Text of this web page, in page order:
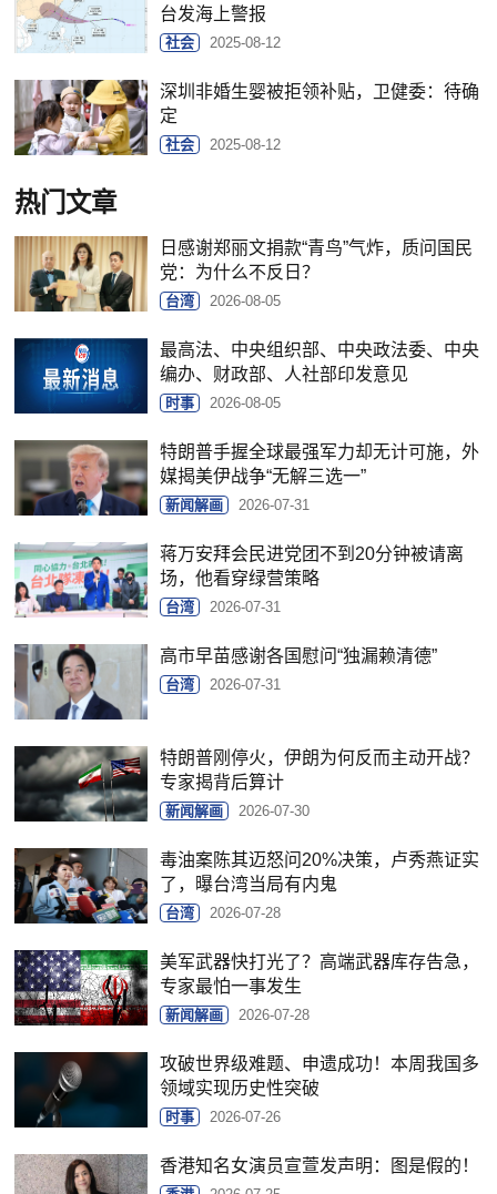
台发海上警报
社会 2025-08-12
深圳非婚生婴被拒领补贴，卫健委：待确
定
社会 2025-08-12
热门文章
日感谢郑丽文捐款“青鸟”气炸，质问国民
党：为什么不反日？
台湾 2026-08-05
最高法、中央组织部、中央政法委、中央
编办、财政部、人社部印发意见
时事 2026-08-05
特朗普手握全球最强军力却无计可施，外
媒揭美伊战争“无解三选一”
新闻解画 2026-07-31
蒋万安拜会民进党团不到20分钟被请离
场，他看穿绿营策略
台湾 2026-07-31
高市早苗感谢各国慰问“独漏赖清德”
台湾 2026-07-31
特朗普刚停火，伊朗为何反而主动开战？
专家揭背后算计
新闻解画 2026-07-30
毒油案陈其迈怒问20%决策，卢秀燕证实
了，曝台湾当局有内鬼
台湾 2026-07-28
美军武器快打光了？高端武器库存告急，
专家最怕一事发生
新闻解画 2026-07-28
攻破世界级难题、申遗成功！本周我国多
领域实现历史性突破
时事 2026-07-26
香港知名女演员宣萱发声明：图是假的！